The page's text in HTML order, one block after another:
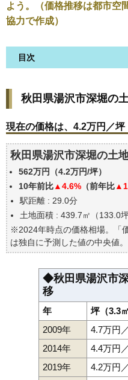
よう。（価格推移は都市空
協力で作成）
目次
現在の価格は、4.2
価格を詳細に分析しよ
秋田県湯沢市深堀の土
公示地価はいくら
エリアの将来性を人口
自分の年収でいくらの
秋田県湯沢市深堀の
現在の価格は、4.2万円／
秋田県湯沢市深堀の土
562万円（4.2万円/坪）
10年前比▲4.6% （前年比
駅距離 : 29.0分
土地面積 : 439.7㎡（133.0坪
※2024年時点の価格相場。「
は独自に予測した値の中央値。
◆秋田県湯沢市
移
年
坪（3.3
2009年
4.7万円
2014年
4.4万円
2019年
4.2万円